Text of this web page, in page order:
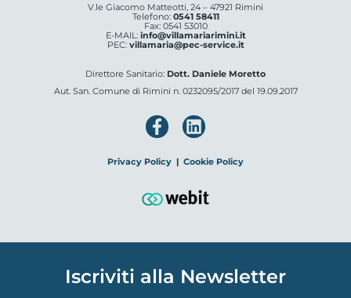
V.le Giacomo Matteotti, 24 – 47921 Rimini
Telefono: 0541 58411
Fax: 0541 53010
E-MAIL: info@villamariarimini.it
PEC: villamaria@pec-service.it
Direttore Sanitario: Dott. Daniele Moretto
Aut. San. Comune di Rimini n. 0232095/2017 del 19.09.2017
Privacy Policy | Cookie Policy
Iscriviti alla Newsletter